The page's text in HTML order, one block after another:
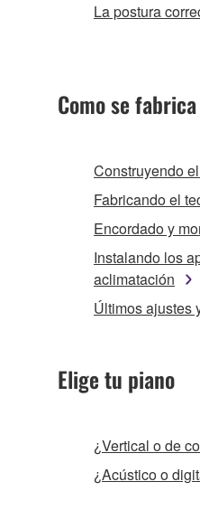
La postura
Como se
Construyendo
Fabricando el
Encordado y
Instalando los
aclimatación
Últimos ajustes
Elige tu piano
¿Vertical o de
¿Acústico o